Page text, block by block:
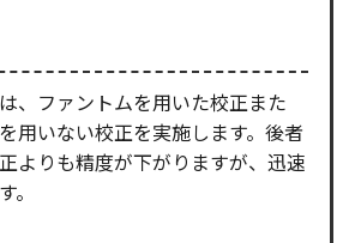
、ファントムを用いた校正また
用いない校正を実施します。後者
よりも精度が下がりますが、迅速
。